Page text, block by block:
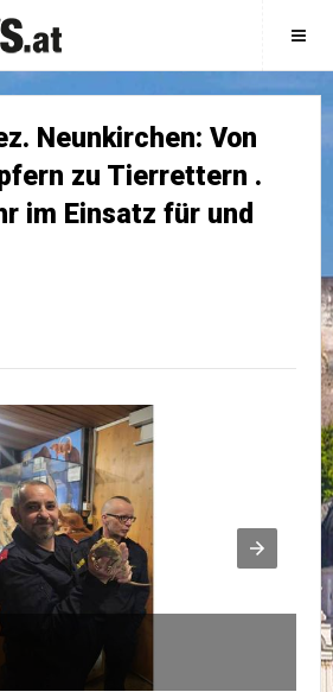
Neunkirchen: Von
zu Tierrettern .
im Einsatz für und